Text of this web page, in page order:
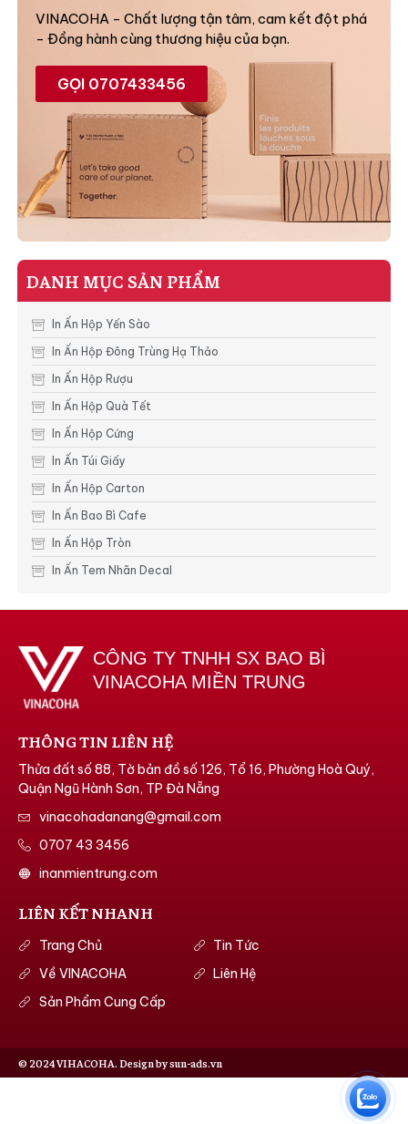
VINACOHA - Chất lượng tận tâm, cam kết đột phá
- Đồng hành cùng thương hiệu của bạn.
GỌI 0707433456
DANH MỤC SẢN PHẨM
In Ấn Hộp Yến Sào
In Ấn Hộp Đông Trùng Hạ Thảo
In Ấn Hộp Rượu
In Ấn Hộp Quà Tết
In Ấn Hộp Cứng
In Ấn Túi Giấy
In Ấn Hộp Carton
In Ấn Bao Bì Cafe
In Ấn Hộp Tròn
In Ấn Tem Nhãn Decal
CÔNG TY TNHH SX BAO BÌ
VINACOHA MIỀN TRUNG
THÔNG TIN LIÊN HỆ
Thửa đất số 88, Tờ bản đồ số 126, Tổ 16, Phường Hoà Quý,
Quận Ngũ Hành Sơn, TP Đà Nẵng
vinacohadanang@gmail.com
0707 43 3456
inanmientrung.com
LIÊN KẾT NHANH
Trang Chủ
Về VINACOHA
Sản Phẩm Cung Cấp
Tin Tức
Liên Hệ
© 2024 VIHACOHA. Design by sun-ads.vn